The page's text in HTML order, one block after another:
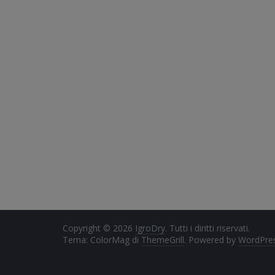
Copyright © 2026 IgroDry. Tutti i diritti riservati.
Tema: ColorMag di ThemeGrill. Powered by